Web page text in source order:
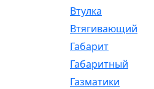
Втулка
Втягивающий
Габарит
Габаритный
Газматики